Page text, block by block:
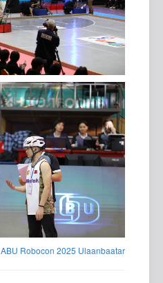
ABU Robocon 2025 Ulaanbaatar